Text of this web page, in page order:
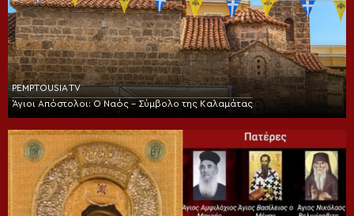
PEMPTOUSIA TV
Άγιοι Απόστολοι: Ο Ναός – Σύμβολο της Καλαμάτας